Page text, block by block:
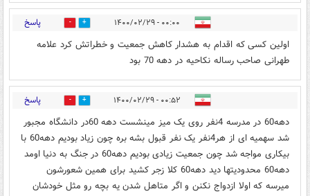
۰۰:۰۰ - ۱۴۰۰/۰۲/۲۹ 7 پاسخ
اولین کسی که اقدام به هشدار کاهش جمعیت و خطراتش کرد علامه
طهرانی صاحب رساله نکاحیه در دهه 70 بود
۰۰:۵۲ - ۱۴۰۰/۰۲/۲۹ 22 پاسخ
دهه60 در مدرسه 4نفر روی یک میز مینشست دهه 60در دانشگاه مجبور
شد سهمیه ای از هر4نفر یک نفر قبول بشه بره چون زیاد بودیم دهه60 با
بیکاری مواجه شد چون جمعیت زیادی بودیم دهه60 در جنگ به دنیا اومد
دهه60 محدودیتها دید دهه60 کلا زجر کشید برای همین شعورشون
میرسه که اولا ازدواج نکنن و اگر متاهل شدن یه بچه رو مثل خودشان